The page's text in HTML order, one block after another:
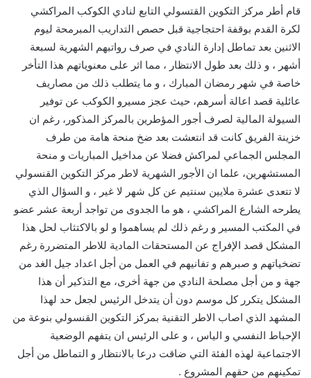
قام أطر مركز التكوين القتسولي التابع لنادي الكوكب المراكشي
لكرة القدم بوقفة احتجاجية قبل حصص التداريب المبرمحة ليوم
الاثنين بعد تماطل إدارة النادي في صرف رواتبهم الشهرية لسبعة
أشهر ، و ذلك بعد طول الانتظار ، مما اثر على معنوياتهم هذا التأخر
خاصة في شهر رمضان المبارك ، و ما يتطلب ذلك من مصاريف
عائلية قصد اعالة أسرهم، حيث عجز مسيرو الكوكب عن توفير
السيولة المالية لصرف أجور المؤطرين بالمركز المذكور، رغم ان
خزينة الفريق كانت قد انتعشت بعد ضخ منحة هامة من طرف
المجلس الجماعي لمراكش فضلا عن مداخيل المباريات و منحة
المستشهرين، علما ان الأجور الشهرية لاطر مركز التكوين القنسولي
لا تتعدى عشرة ملايين سنتيم عن كل شهر لا غير ، و السؤال الذي
يطرحه الشارع المراكشي ، هو ما الجدوى من تواجد أربعة عشر عضو
في المكتب المسير و رغم ذلك لم يساهموا و لو بالاكتثاب لحل هذا
المشكل قصد الإفراج عن المستحقات المادية للاطر المتضررة رغم
تضخياتهم و صبرهم و تفانيهم في العمل من أجل اعداد جيل الغد من
جهة و من أجل مصلحة النادي من جهة أخرى، مع التذكير أن هذا
المشكل يتكرر كل موسم دون أن يتدخل الرئيس لجعل حد لهذا
المشهد الذي اصاب الاطر التقنية بمركز التكوين القنسولي بنوعة من
الإحباط النفسي و الياس ، و على الرئيس ان يتفهم الوضعية
الاجتماعية لهذه الفئة التي ضاقت درعا بالانتظار و التماطل من أجل
تمكينهم من حقهم المشروع .